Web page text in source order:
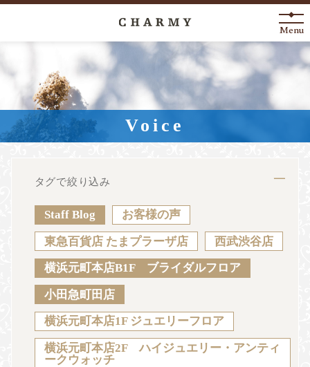
New Arrival
About
Engagement Ring
Anniversary
News Blog
Sustainability Voice Catalog
Menu
Voice
タグで絞り込み
Staff Blog お客様の声
東急百貨店 たまプラーザ店 西武渋谷店
横浜元町本店B1F ブライダルフロア
小田急町田店
横浜元町本店1F ジュエリーフロア
横浜元町本店2F ハイジュエリー・アンティ
ークウォッチ